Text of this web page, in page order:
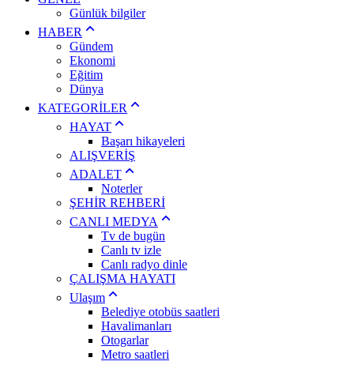
Günlük bilgiler
HABER
Gündem
Ekonomi
Eğitim
Dünya
KATEGORİLER
HAYAT
Başarı hikayeleri
ALIŞVERİŞ
ADALET
Noterler
ŞEHİR REHBERİ
CANLI MEDYA
Tv de bugün
Canlı tv izle
Canlı radyo dinle
ÇALIŞMA HAYATI
Ulaşım
Belediye otobüs saatleri
Havalimanları
Otogarlar
Metro saatleri